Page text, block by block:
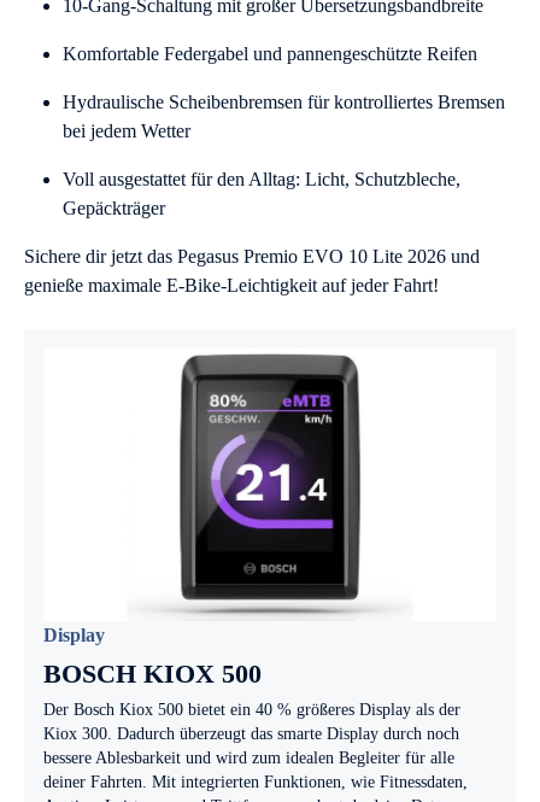
10-Gang-Schaltung mit großer Übersetzungsbandbreite
Komfortable Federgabel und pannengeschützte Reifen
Hydraulische Scheibenbremsen für kontrolliertes Bremsen
bei jedem Wetter
Voll ausgestattet für den Alltag: Licht, Schutzbleche,
Gepäckträger
Sichere dir jetzt das Pegasus Premio EVO 10 Lite 2026 und
genieße maximale E-Bike-Leichtigkeit auf jeder Fahrt!
Display
BOSCH KIOX 500
Der Bosch Kiox 500 bietet ein 40 % größeres Display als der
Kiox 300. Dadurch überzeugt das smarte Display durch noch
bessere Ablesbarkeit und wird zum idealen Begleiter für alle
deiner Fahrten. Mit integrierten Funktionen, wie Fitnessdaten,